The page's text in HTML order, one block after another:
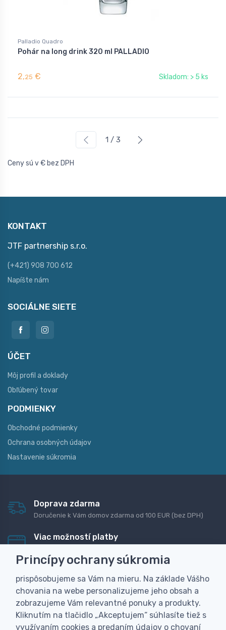
Palladio Quadro
Pohár na long drink 320 ml PALLADIO
2,25 € Skladom: > 5 ks
1 / 3
Ceny sú v € bez DPH
KONTAKT
JTF partnership s.r.o.
(+421) 908 700 612
Napíšte nám
SOCIÁLNE SIETE
ÚČET
Môj profil a doklady
Obľúbený tovar
PODMIENKY
Obchodné podmienky
Ochrana osobných údajov
Nastavenie súkromia
Doprava zdarma
Doručenie k Vám domov zdarma od 100 EUR (bez DPH)
Viac možností platby
dobierku
Personalizácia
Vyrobíme Vám vlastný originálny darček
Skúsenosť
Široký sortiment, z ktorého Vám pomôžeme vybrať
Princípy ochrany súkromia
prispôsobujeme sa Vám na mieru. Na základe Vášho
chovania na webe personalizujeme jeho obsah a
zobrazujeme Vám relevantné ponuky a produkty.
Kliknutím na tlačidlo „Akceptujem“ súhlasíte tiež s
využívaním cookies a predaním údajov o chovaní